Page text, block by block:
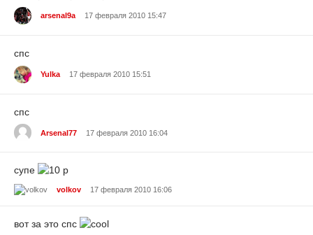
arsenal9a 17 февраля 2010 15:47
спс
Yulka 17 февраля 2010 15:51
спс
Arsenal77 17 февраля 2010 16:04
супе р
volkov 17 февраля 2010 16:06
вот за это спс